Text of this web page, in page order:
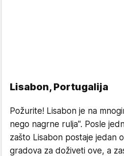
Lisabon, Portugalija
Požurite! Lisabon je na
nego nagrne rulja". Posle
zašto Lisabon postaje jedan
gradova za doživeti ove, a